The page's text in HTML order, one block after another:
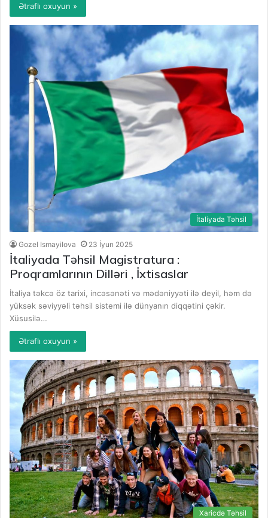
Ətraflı oxuyun »
İtaliyada Təhsil
Gozel Ismayilova 23 İyun 2025
İtaliyada Təhsil Magistratura :
Proqramlarının Dilləri , İxtisaslar
İtaliya təkcə öz tarixi, incəsənəti və mədəniyyəti ilə deyil, həm də
yüksək səviyyəli təhsil sistemi ilə dünyanın diqqətini çəkir.
Xüsusilə…
Ətraflı oxuyun »
Xaricdə Təhsil